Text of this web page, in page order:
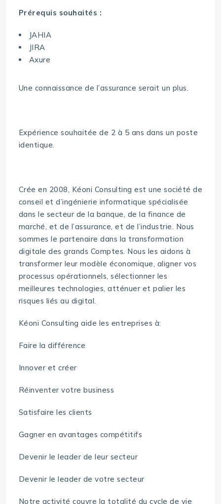
Prérequis souhaités :
JAHIA
JIRA
Axure
Une connaissance de l’assurance serait un plus.
Expérience souhaitée de 2 à 5 ans dans un poste
identique.
Crée en 2008, Kéoni Consulting est une société de
conseil et d’ingénierie informatique spécialisée
dans le secteur de la banque, de la finance de
marché, et de l’assurance, et de l’industrie. Nous
sommes le partenaire dans la transformation
digitale des grands Comptes. Nous les aidons à
transformer leur modèle économique, aligner vos
processus opérationnels, sélectionner les
meilleures technologies, atténuer et palier les
risques liés au digital.
Kéoni Consulting aide les entreprises à:
Faire la différence
Innover et créer
Réinventer votre business
Satisfaire les clients
Gagner en avantages compétitifs
Devenir le leader de leur secteur
Devenir le leader de votre secteur
Notre activité couvre la totalité du cycle de vie